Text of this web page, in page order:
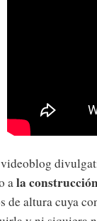
a la
de altura cuya